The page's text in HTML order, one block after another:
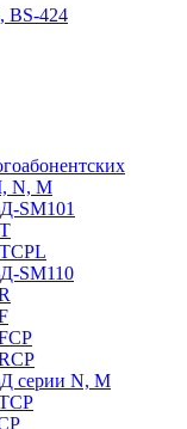
BS-424
N, M
SM101
SM110
серии N, M